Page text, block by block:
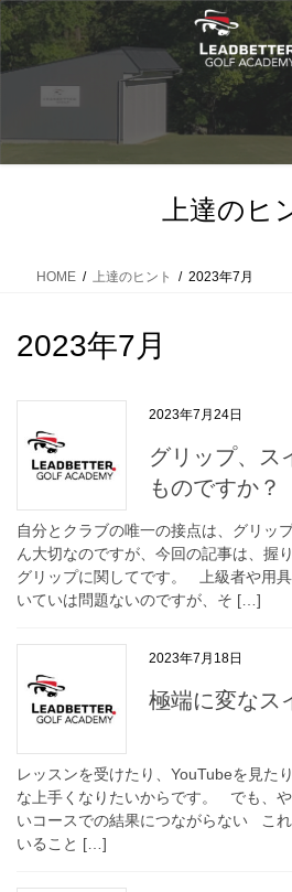
コ
ン
テ
へ
ス
ナ
ビ
ゲ
ョ
ン
上達のヒ
HOME 上達のヒント 2023年7月
2023年7月
2023年7月24日
グリップ、ス
ものですか？
自分とクラブの唯一の接点は、グリッ
ん大切なのですが、今回の記事は、握
グリップに関してです。 上級者や用
いていは問題ないのですが、そ […]
2023年7月18日
極端に変なス
レッスンを受けたり、YouTubeを見た
な上手くなりたいからです。 でも、
いコースでの結果につながらない こ
いること […]